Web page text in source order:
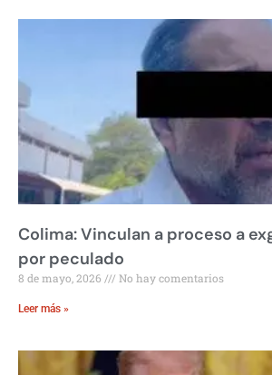
Colima: Vinculan a proceso a
por peculado
8 de mayo, 2026 No hay comentarios
Leer más »